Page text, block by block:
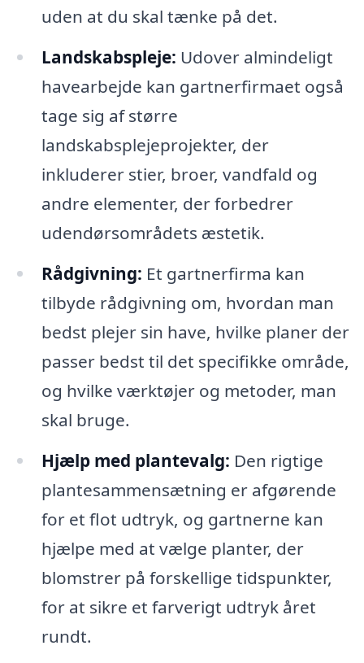
uden at du skal tænke på det.
Landskabspleje: Udover almindeligt
havearbejde kan gartnerfirmaet også
tage sig af større
landskabsplejeprojekter, der
inkluderer stier, broer, vandfald og
andre elementer, der forbedrer
udendørsområdets æstetik.
Rådgivning: Et gartnerfirma kan
tilbyde rådgivning om, hvordan man
bedst plejer sin have, hvilke planer der
passer bedst til det specifikke område,
og hvilke værktøjer og metoder, man
skal bruge.
Hjælp med plantevalg: Den rigtige
plantesammensætning er afgørende
for et flot udtryk, og gartnerne kan
hjælpe med at vælge planter, der
blomstrer på forskellige tidspunkter,
for at sikre et farverigt udtryk året
rundt.